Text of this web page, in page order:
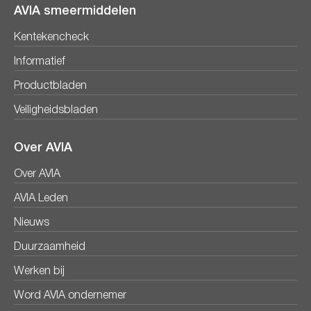
AVIA smeermiddelen
Kentekencheck
Informatief
Productbladen
Veiligheidsbladen
Over AVIA
Over AVIA
AVIA Leden
Nieuws
Duurzaamheid
Werken bij
Word AVIA ondernemer